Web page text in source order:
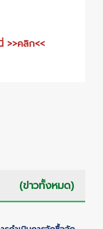
>>คลิก<<
(ข่าวทั้งหมด)